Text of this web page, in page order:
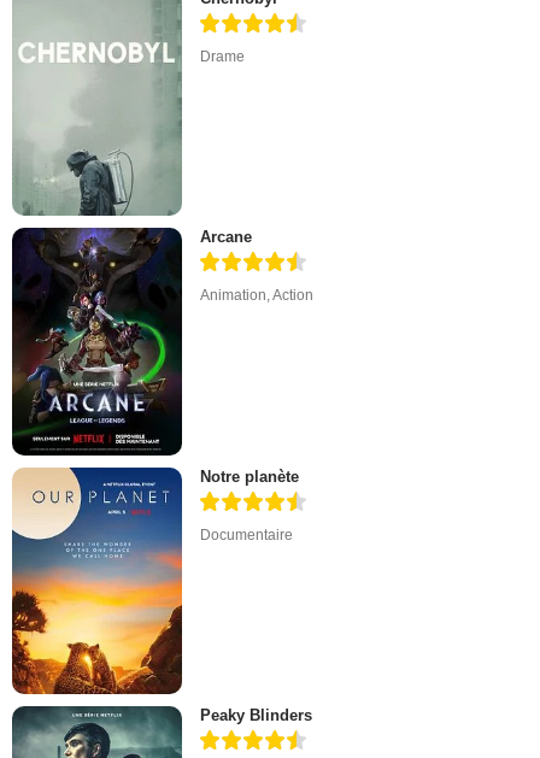
Drame
Arcane
Animation,Action
Notre planète
Documentaire
Peaky Blinders